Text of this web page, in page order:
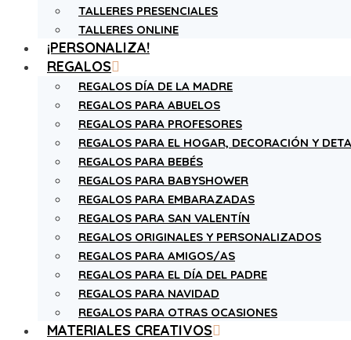
TALLERES PRESENCIALES
TALLERES ONLINE
¡PERSONALIZA!
REGALOS
REGALOS DÍA DE LA MADRE
REGALOS PARA ABUELOS
REGALOS PARA PROFESORES
REGALOS PARA EL HOGAR, DECORACIÓN Y
REGALOS PARA BEBÉS
REGALOS PARA BABYSHOWER
REGALOS PARA EMBARAZADAS
REGALOS PARA SAN VALENTÍN
REGALOS ORIGINALES Y PERSONALIZADOS
REGALOS PARA AMIGOS/AS
REGALOS PARA EL DÍA DEL PADRE
REGALOS PARA NAVIDAD
REGALOS PARA OTRAS OCASIONES
MATERIALES CREATIVOS